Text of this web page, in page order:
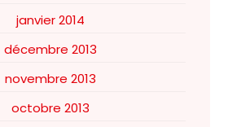
janvier 2014
décembre 2013
novembre 2013
octobre 2013